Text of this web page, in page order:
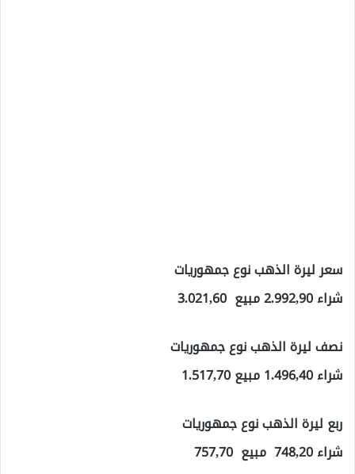
سعر ليرة الذهب نوع جمهوريات
شراء 2.992,90 مبيع 3.021,60
نصف ليرة الذهب نوع جمهوريات
شراء 1.496,40 مبيع 1.517,70
ربع ليرة الذهب نوع جمهوريات
شراء 748,20 مبيع 757,70